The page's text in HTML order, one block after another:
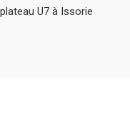
U7 à Issorie